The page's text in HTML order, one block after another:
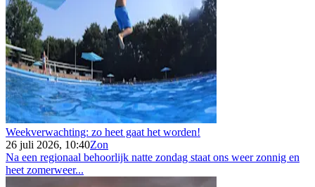
Weekverwachting: zo heet gaat het worden!
26 juli 2026, 10:40Zon
Na een regionaal behoorlijk natte zondag staat ons weer zonnig en
heet zomerweer...